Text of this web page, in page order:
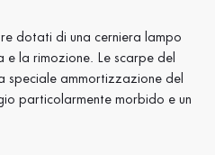
dotati di una cerniera lampo
la rimozione. Le scarpe del
speciale ammortizzazione del
particolarmente morbido e un